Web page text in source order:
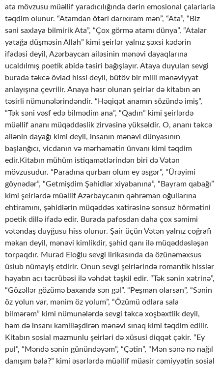
ata mövzusu müəllif yaradıcılığında dərin emosional çalarlarla
təqdim olunur. “Atamdan ötəri darıxıram mən”, “Ata”, “Biz
səni saxlaya bilmirik Ata”, “Çox görmə atamı dünya”, “Atalar
yatağa düşməsin Allah” kimi şeirlər yalnız şəxsi kədərin
ifadəsi deyil, Azərbaycan ailəsinin mənəvi dayaqlarına
ucaldılmış poetik abidə təsiri bağışlayır. Ataya duyulan sevgi
burada təkcə övlad hissi deyil, bütöv bir milli mənəviyyat
anlayışına çevrilir. Anaya həsr olunan şeirlər də kitabın ən
təsirli nümunələrindəndir. “Həqiqət anamın sözündə imiş”,
“Tək səni vəsf edə bilmədim ana”, “Qadın” kimi şeirlərdə
müəllif ananı müqəddəslik zirvəsinə yüksəldir. O, ananı təkcə
ailənin dayağı kimi deyil, insanın mənəvi dünyasının
başlanğıcı, vicdanın və mərhəmətin ünvanı kimi təqdim
edir.Kitabın mühüm istiqamətlərindən biri də Vətən
mövzusudur. “Paradına qurban olum ey əsgər”, “Ürəyimi
göynədər”, “Getmişdim Şəhidlər xiyabanına”, “Bayram qabağı”
kimi şeirlərdə müəllif Azərbaycanın qəhrəman oğullarına
ehtiramını, şəhidlərin müqəddəs xatirəsinə sonsuz hörmətini
poetik dillə ifadə edir. Burada pafosdan daha çox səmimi
vətəndaş duyğusu hiss olunur. Şair üçün Vətən yalnız coğrafi
məkan deyil, mənəvi kimlikdir, şəhid qanı ilə müqəddəsləşən
torpaqdır. Murad Eloğlu sevgi lirikasında da özünəməxsus
üslub nümayiş etdirir. Onun sevgi şeirlərində romantik hisslər
həyatın acı təcrübəsi ilə vəhdət təşkil edir. “Tək sənin xətrinə”,
“Gözəllər gözümə baxanda sən gəl”, “Peşman olarsan”, “Sənin
öz yolun var, mənim öz yolum”, “Özümü odlara sala
bilmərəm” kimi nümunələrdə sevgi təkcə xoşbəxtlik deyil,
həm də insanı kamilləşdirən mənəvi sınaq kimi təqdim edilir.
Kitabın sosial məzmunlu şeirləri də xüsusi diqqət çəkir. “Ey
pul”, “Məndə sənin günündəyəm”, “Çətin”, “Mən sənə nə nağıl
danışım bala?” kimi əsərlərdə müəllif müasir cəmiyyətin sosial